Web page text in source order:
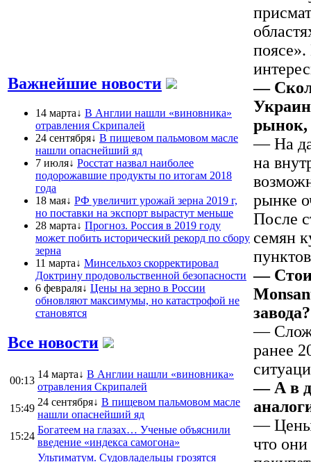
Важнейшие новости
14 марта↓ В Англии нашли «виновника»
отравления Скрипалей
24 сентября↓ В пищевом пальмовом масле
нашли опаснейший яд
7 июля↓ Росстат назвал наиболее
подорожавшие продукты по итогам 2018
года
18 мая↓ РФ увеличит урожай зерна 2019 г,
но поставки на экспорт вырастут меньше
28 марта↓ Прогноз. Россия в 2019 году
может побить исторический рекорд по сбору
зерна
11 марта↓ Минсельхоз скорректировал
Доктрину продовольственной безопасности
6 февраля↓ Цены на зерно в России
обновляют максимумы, но катастрофой не
становятся
Все новости
00:13
14 марта↓ В Англии нашли «виновника»
отравления Скрипалей
15:49
24 сентября↓ В пищевом пальмовом масле
нашли опаснейший яд
15:24
Богатеем на глазах… Ученые объяснили
введение «индекса самогона»
Ультиматум. Судовладельцы грозятся
—
рынок,
— На
на
рынке
После
семян
—
завода?
—
ранее
— А в
— Цены
что